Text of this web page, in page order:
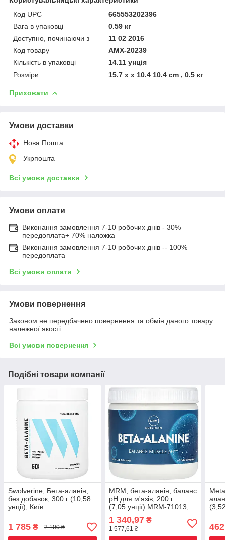
Код UPC
665553202396
Вага в упаковці
0.59 кг
Доступно, починаючи з
11 02 2016
Код товару
AMX-20239
Кількість в упаковці
14.11 унція
Розміри
15.7 x x 10.4 10.4 cm , 0.5 кг
Приховати
Умови доставки
Нова Пошта
Укрпошта
Всі умови доставки
Умови оплати
Виконання замовлення 7-10 робочих днів - 30%
передоплата+ 70% наложка
Виконання замовлення 7-10 робочих днів -- 100%
передоплата
Всі умови оплати
Умови повернення
Законом не передбачено повернення та обмін даного товару
належної якості
Всі умови повернення
Подібні товари компанії
Swolverine, Бета-аланін,
без добавок, 300 г (10,58
унції), Київ
1 785 ₴ 2 100 ₴
MRM, бета-аланін, баланс
pH для м'язів, 200 г
(7,05 унції) MRM-71013,
Київ
1 340,97₴
1 577,61 ₴